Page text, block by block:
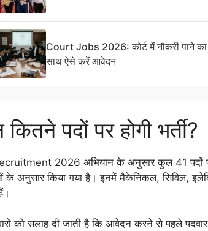
Court Jobs 2026: कोर्ट में नौकरी पाने का
साथ ऐसे करें आवेदन
पदों पर होगी भर्ती?
2026 अभियान के अनुसार कुल 41 पदों पर
के अनुसार किया गया है। इनमें मैकेनिकल, सिविल,
को सलाह दी जाती है कि आवेदन करने से पहले